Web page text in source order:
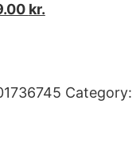
kr.
Category: